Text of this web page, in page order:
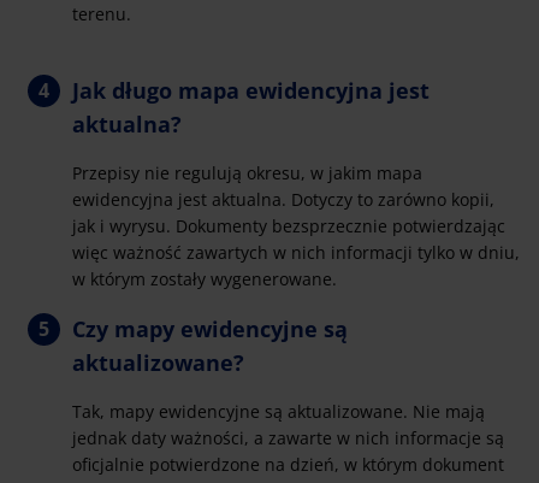
terenu.
Jak długo mapa ewidencyjna jest
aktualna?
Przepisy nie regulują okresu, w jakim mapa
ewidencyjna jest aktualna. Dotyczy to zarówno kopii,
jak i wyrysu. Dokumenty bezsprzecznie potwierdzając
więc ważność zawartych w nich informacji tylko w dniu,
w którym zostały wygenerowane.
Czy mapy ewidencyjne są
aktualizowane?
Tak, mapy ewidencyjne są aktualizowane. Nie mają
jednak daty ważności, a zawarte w nich informacje są
oficjalnie potwierdzone na dzień, w którym dokument